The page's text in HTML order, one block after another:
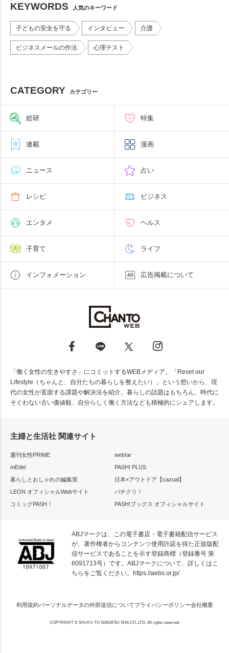
KEYWORDS 人気のキーワード
子どもの安全を守る インタビュー 介護
ビジネスメールの作法 心理テスト
CATEGORY カテゴリー
総研 特集
連載 漫画
ニュース 占い
レシピ ビジネス
エンタメ ヘルス
子育て ライフ
インフォメーション 広告掲載について
「働く女性の生きやすさ」にコミットするWEBメディア。「Reset our
Lifestyle（ちゃんと、自分たちの暮らしを整えたい）」という想いから、現
代の女性が直面する課題や解決法を紹介。暮らしの話題はもちろん、時代に
そぐわない古い価値観、自分らしく働く方法なども積極的にシェアします。
主婦と生活社 関連サイト
週刊女性PRIME
web!ar
mEdel
PASH! PLUS
暮らしとおしゃれの編集室
日本×アウトドア【cazual】
LEON オフィシャルWebサイト
パチクリ！
コミックPASH！
PASH!ブックス オフィシャルサイト
ABJマークは、この電子書店・電子書籍配信サービス
が、著作権者からコンテンツ使用許諾を得た正規版配
信サービスであることを示す登録商標（登録番号 第
6091713号）です。ABJマークについて、詳しくはこ
ちらをご覧ください。 https://aebs.or.jp/
利用規約パーソナルデータの外部送信についてプライバシーポリシー会社概要
COPYRIGHT © SHUFU TO SEIKATSU SHA CO.,LTD. All rights reserved.